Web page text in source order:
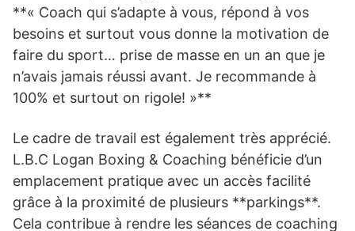
**« Coach qui s’adapte à vous, répond à vos
besoins et surtout vous donne la motivation de
faire du sport… prise de masse en un an que je
n’avais jamais réussi avant. Je recommande à
100% et surtout on rigole! »**
Le cadre de travail est également très apprécié.
L.B.C Logan Boxing & Coaching bénéficie d’un
emplacement pratique avec un accès facilité
grâce à la proximité de plusieurs **parkings**.
Cela contribue à rendre les séances de coaching